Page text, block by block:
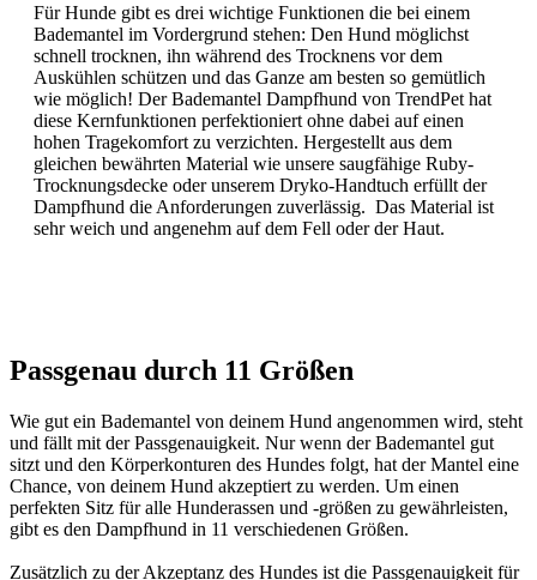
Für Hunde gibt es drei wichtige Funktionen die bei einem
Bademantel im Vordergrund stehen: Den Hund möglichst
schnell trocknen, ihn während des Trocknens vor dem
Auskühlen schützen und das Ganze am besten so gemütlich
wie möglich! Der Bademantel Dampfhund von TrendPet hat
diese Kernfunktionen perfektioniert ohne dabei auf einen
hohen Tragekomfort zu verzichten. Hergestellt aus dem
gleichen bewährten Material wie unsere saugfähige Ruby-
Trocknungsdecke oder unserem Dryko-Handtuch erfüllt der
Dampfhund die Anforderungen zuverlässig. Das Material ist
sehr weich und angenehm auf dem Fell oder der Haut.
Passgenau durch 11 Größen
Wie gut ein Bademantel von deinem Hund angenommen wird, steht
und fällt mit der Passgenauigkeit. Nur wenn der Bademantel gut
sitzt und den Körperkonturen des Hundes folgt, hat der Mantel eine
Chance, von deinem Hund akzeptiert zu werden. Um einen
perfekten Sitz für alle Hunderassen und -größen zu gewährleisten,
gibt es den Dampfhund in 11 verschiedenen Größen.
Zusätzlich zu der Akzeptanz des Hundes ist die Passgenauigkeit für